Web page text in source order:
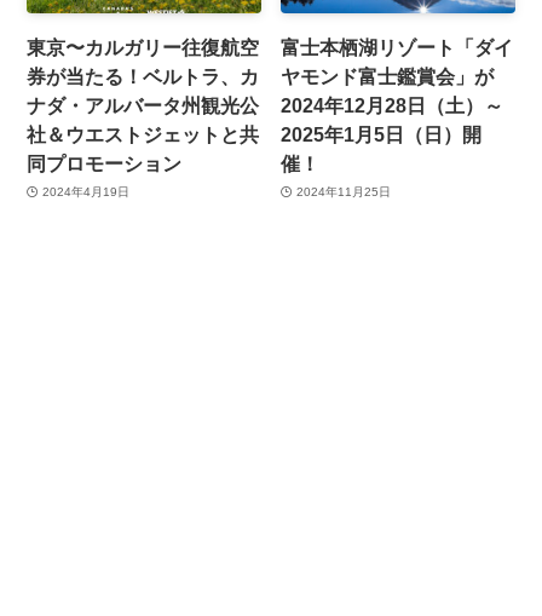
東京〜カルガリー往復航空
券が当たる！ベルトラ、カ
ナダ・アルバータ州観光公
社＆ウエストジェットと共
同プロモーション
2024年4月19日
富士本栖湖リゾート「ダイ
ヤモンド富士鑑賞会」が
2024年12月28日（土）～
2025年1月5日（日）開
催！
2024年11月25日